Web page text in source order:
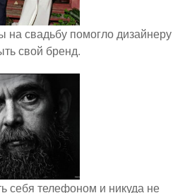
на свадьбу помогло дизайнеру
свой бренд.
себя телефоном и никуда не